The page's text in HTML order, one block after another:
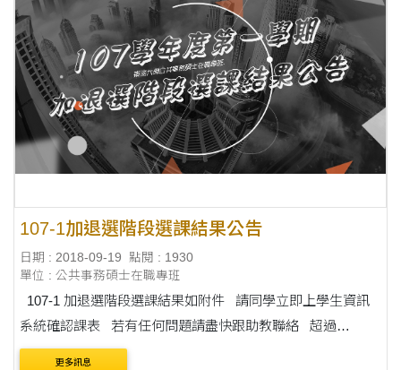
107-1加退選階段選課結果公告
日期 : 2018-09-19
點閱 : 1930
單位 : 公共事務碩士在職專班
107-1 加退選階段選課結果如附件 請同學立即上學生資訊
系統確認課表 若有任何問題請盡快跟助教聯絡 超過
9/21(五)下午16:00後 不得再以任何理由要求加退選喔!!!!
更多訊息